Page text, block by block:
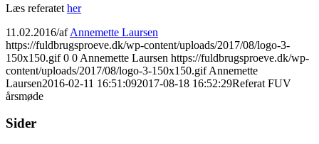
Læs referatet her
11.02.2016/afAnnemette Laursen
https://fuldbrugsproeve.dk/wp-content/uploads/2017/08/logo-3-
150x150.gif 0 0 Annemette Laursen https://fuldbrugsproeve.dk/wp-
content/uploads/2017/08/logo-3-150x150.gif Annemette
Laursen2016-02-11 16:51:092017-08-18 16:52:29Referat FUV
årsmøde
Sider